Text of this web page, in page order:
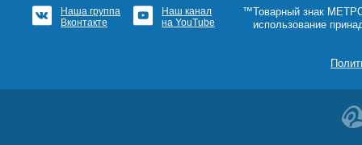
Наша группа
Вконтакте
Наш канал
на YouTube
™Товарный знак
использование